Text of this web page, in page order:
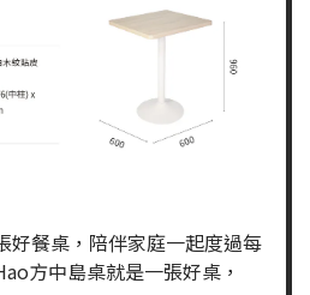
好餐桌，陪伴家庭一起度過每
方中島桌就是一張好桌，